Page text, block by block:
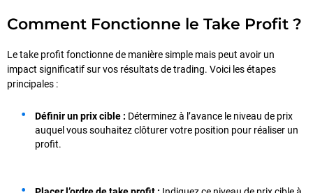
Comment Fonctionne le Take Profit ?
Le take profit fonctionne de manière simple mais peut avoir un
impact significatif sur vos résultats de trading. Voici les étapes
principales :
Définir un prix cible : Déterminez à l’avance le niveau de prix
auquel vous souhaitez clôturer votre position pour réaliser un
profit.